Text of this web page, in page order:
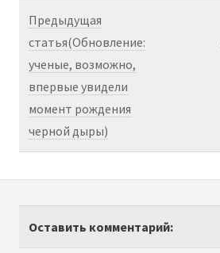
Предыдущая
статья(Обновление:
ученые, возможно,
впервые увидели
момент рождения
черной дыры)
Оставить комментарий: